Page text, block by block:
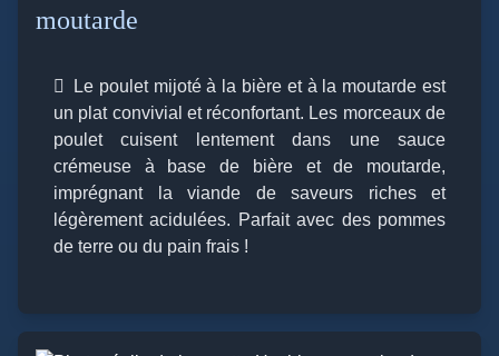
moutarde
Le poulet mijoté à la bière et à la moutarde est
un plat convivial et réconfortant. Les morceaux de
poulet cuisent lentement dans une sauce
crémeuse à base de bière et de moutarde,
imprégnant la viande de saveurs riches et
légèrement acidulées. Parfait avec des pommes
de terre ou du pain frais !